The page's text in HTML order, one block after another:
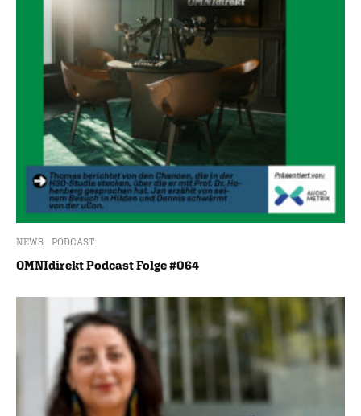
NEWS PODCAST
OMNIdirekt Podcast Folge #064